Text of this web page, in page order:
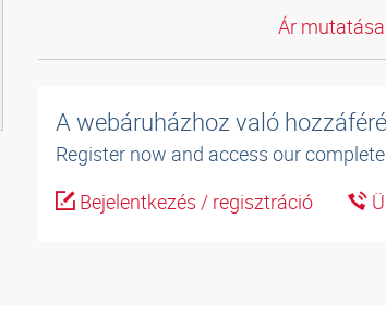
Ár
A webáruházhoz való
Register now and access our
Bejelentkezés / regisztráció